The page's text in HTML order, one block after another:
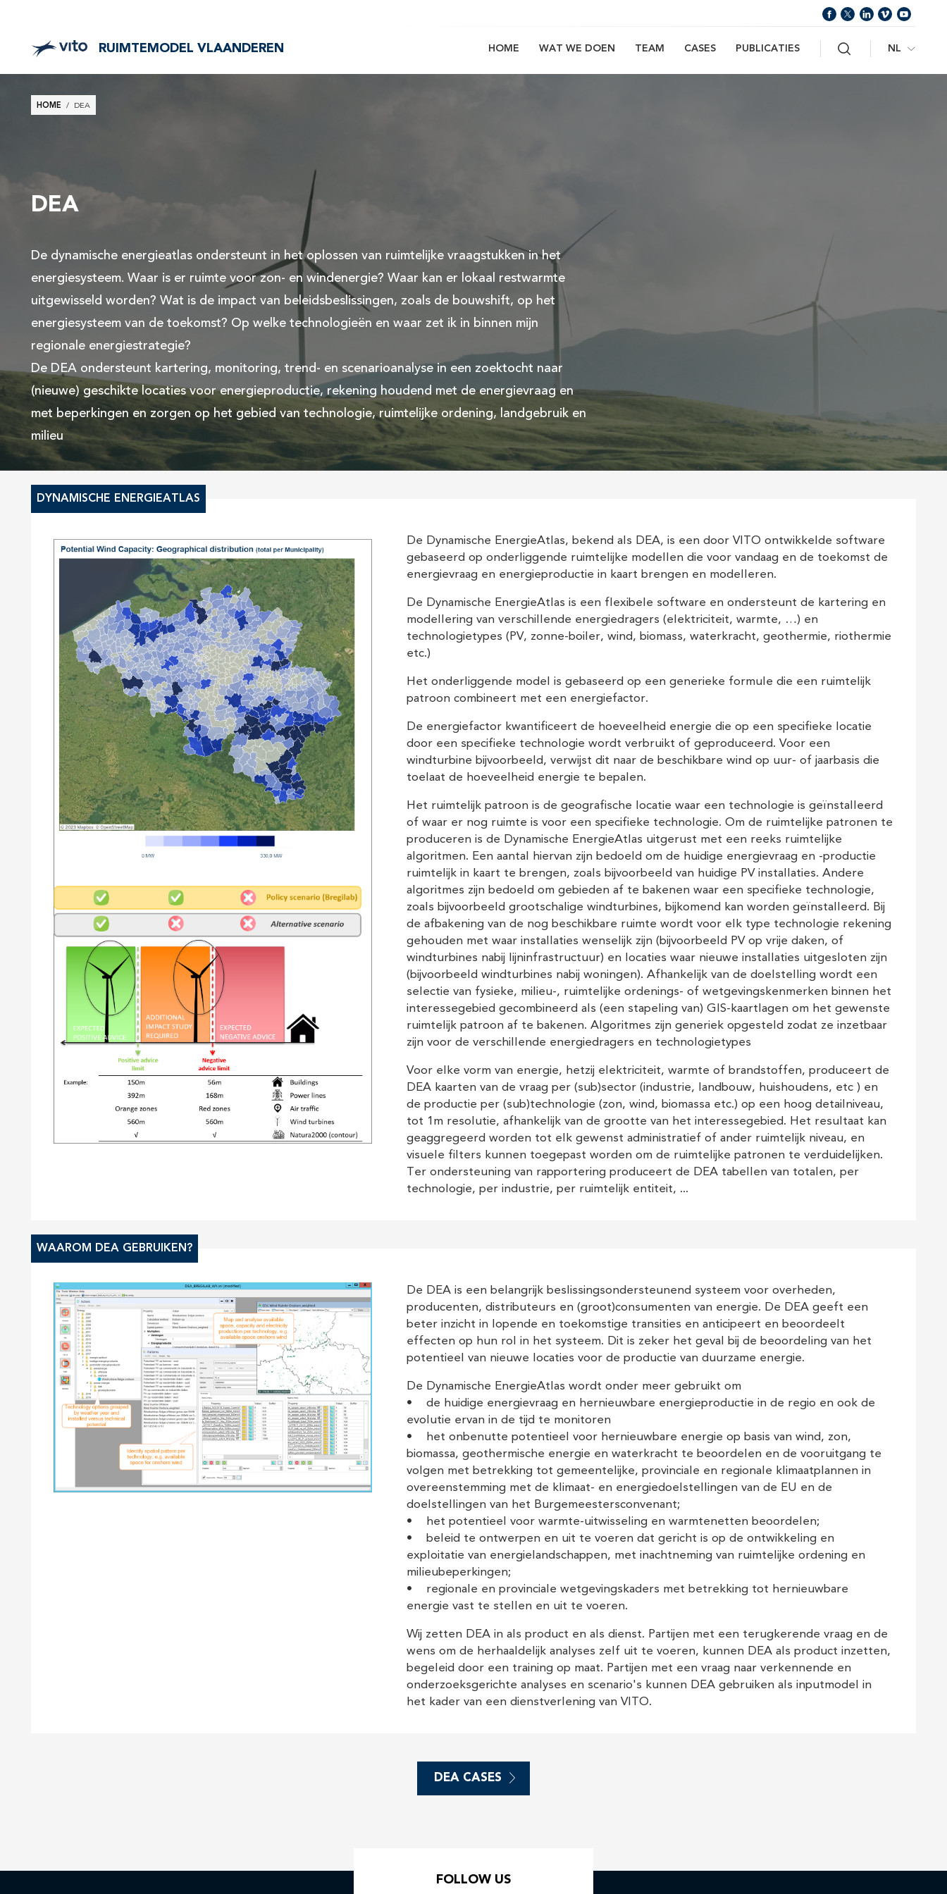
RUIMTEMODEL VLAANDEREN
Main
HOME WAT WE DOEN TEAM CASES PUBLICATIES Zoeken
NL
Breadcrumb
HOME DEA
DEA
De dynamische energieatlas ondersteunt in het oplossen van ruimtelijke vraagstukken in het
energiesysteem. Waar is er ruimte voor zon- en windenergie? Waar kan er lokaal restwarmte
uitgewisseld worden? Wat is de impact van beleidsbeslissingen, zoals de bouwshift, op het
energiesysteem van de toekomst? Op welke technologieën en waar zet ik in binnen mijn
regionale energiestrategie?
De DEA ondersteunt kartering, monitoring, trend- en scenarioanalyse in een zoektocht naar
(nieuwe) geschikte locaties voor energieproductie, rekening houdend met de energievraag en
met beperkingen en zorgen op het gebied van technologie, ruimtelijke ordening, landgebruik en
milieu
DYNAMISCHE ENERGIEATLAS
De Dynamische EnergieAtlas, bekend als DEA, is een door VITO ontwikkelde software
gebaseerd op onderliggende ruimtelijke modellen die voor vandaag en de toekomst de
energievraag en energieproductie in kaart brengen en modelleren.
De Dynamische EnergieAtlas is een flexibele software en ondersteunt de kartering en
modellering van verschillende energiedragers (elektriciteit, warmte, …) en
technologietypes (PV, zonne-boiler, wind, biomass, waterkracht, geothermie, riothermie
etc.)
Het onderliggende model is gebaseerd op een generieke formule die een ruimtelijk
patroon combineert met een energiefactor.
De energiefactor kwantificeert de hoeveelheid energie die op een specifieke locatie
door een specifieke technologie wordt verbruikt of geproduceerd. Voor een
windturbine bijvoorbeeld, verwijst dit naar de beschikbare wind op uur- of jaarbasis die
toelaat de hoeveelheid energie te bepalen.
Het ruimtelijk patroon is de geografische locatie waar een technologie is geïnstalleerd
of waar er nog ruimte is voor een specifieke technologie. Om de ruimtelijke patronen te
produceren is de Dynamische EnergieAtlas uitgerust met een reeks ruimtelijke
algoritmen. Een aantal hiervan zijn bedoeld om de huidige energievraag en -productie
ruimtelijk in kaart te brengen, zoals bijvoorbeeld van huidige PV installaties. Andere
algoritmes zijn bedoeld om gebieden af te bakenen waar een specifieke technologie,
zoals bijvoorbeeld grootschalige windturbines, bijkomend kan worden geïnstalleerd. Bij
de afbakening van de nog beschikbare ruimte wordt voor elk type technologie rekening
gehouden met waar installaties wenselijk zijn (bijvoorbeeld PV op vrije daken, of
windturbines nabij lijninfrastructuur) en locaties waar nieuwe installaties uitgesloten zijn
(bijvoorbeeld windturbines nabij woningen). Afhankelijk van de doelstelling wordt een
selectie van fysieke, milieu-, ruimtelijke ordenings- of wetgevingskenmerken binnen het
interessegebied gecombineerd als (een stapeling van) GIS-kaartlagen om het gewenste
ruimtelijk patroon af te bakenen. Algoritmes zijn generiek opgesteld zodat ze inzetbaar
zijn voor de verschillende energiedragers en technologietypes
Voor elke vorm van energie, hetzij elektriciteit, warmte of brandstoffen, produceert de
DEA kaarten van de vraag per (sub)sector (industrie, landbouw, huishoudens, etc ) en
de productie per (sub)technologie (zon, wind, biomassa etc.) op een hoog detailniveau,
tot 1m resolutie, afhankelijk van de grootte van het interessegebied. Het resultaat kan
geaggregeerd worden tot elk gewenst administratief of ander ruimtelijk niveau, en
visuele filters kunnen toegepast worden om de ruimtelijke patronen te verduidelijken.
Ter ondersteuning van rapportering produceert de DEA tabellen van totalen, per
technologie, per industrie, per ruimtelijk entiteit, ...
WAAROM DEA GEBRUIKEN?
De DEA is een belangrijk beslissingsondersteunend systeem voor overheden,
producenten, distributeurs en (groot)consumenten van energie. De DEA geeft een
beter inzicht in lopende en toekomstige transities en anticipeert en beoordeelt
effecten op hun rol in het systeem. Dit is zeker het geval bij de beoordeling van het
potentieel van nieuwe locaties voor de productie van duurzame energie.
De Dynamische EnergieAtlas wordt onder meer gebruikt om
• de huidige energievraag en hernieuwbare energieproductie in de regio en ook de
evolutie ervan in de tijd te monitoren
• het onbenutte potentieel voor hernieuwbare energie op basis van wind, zon,
biomassa, geothermische energie en waterkracht te beoordelen en de vooruitgang te
volgen met betrekking tot gemeentelijke, provinciale en regionale klimaatplannen in
overeenstemming met de klimaat- en energiedoelstellingen van de EU en de
doelstellingen van het Burgemeestersconvenant;
• het potentieel voor warmte-uitwisseling en warmtenetten beoordelen;
• beleid te ontwerpen en uit te voeren dat gericht is op de ontwikkeling en
exploitatie van energielandschappen, met inachtneming van ruimtelijke ordening en
milieubeperkingen;
• regionale en provinciale wetgevingskaders met betrekking tot hernieuwbare
energie vast te stellen en uit te voeren.
Wij zetten DEA in als product en als dienst. Partijen met een terugkerende vraag en de
wens om de herhaaldelijk analyses zelf uit te voeren, kunnen DEA als product inzetten,
begeleid door een training op maat. Partijen met een vraag naar verkennende en
onderzoeksgerichte analyses en scenario's kunnen DEA gebruiken als inputmodel in
het kader van een dienstverlening van VITO.
DEA CASES
FOLLOW US